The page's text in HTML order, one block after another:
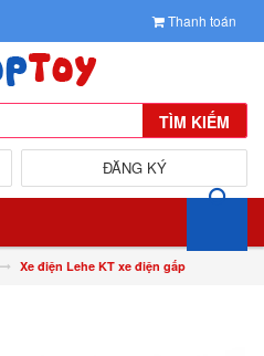
Thanh toán
TÌM KIẾM
ĐĂNG KÝ
Xe điện Lehe KT xe điện gấp